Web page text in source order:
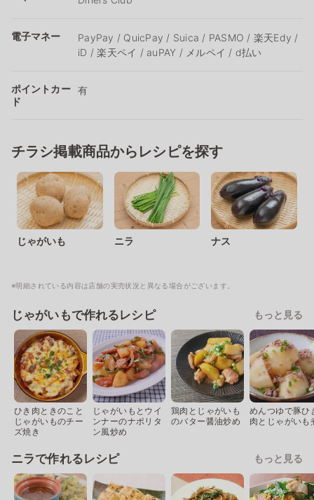
電子マネー
PayPay / QuicPay / Suica / PASMO / 楽天Edy /
iD / 楽天ペイ / auPAY / メルペイ / d払い
ポイントカー
ド
有
チラシ掲載商品からレシピを探す
じゃがいも ニラ ナス
※明細されている内容は店舗の実売状況と異なる場合がございます。
じゃがいもで作れるレシピ もっと見る
ひき肉ときのこと
じゃがいものチー
ズ焼き
じゃがいもとウイ
ンナーのナポリタ
ン風炒め
鶏肉とじゃがいも
のバター醤油炒め
めんつゆで豚ひ
肉とじゃがいも
ニラで作れるレシピ もっと見る